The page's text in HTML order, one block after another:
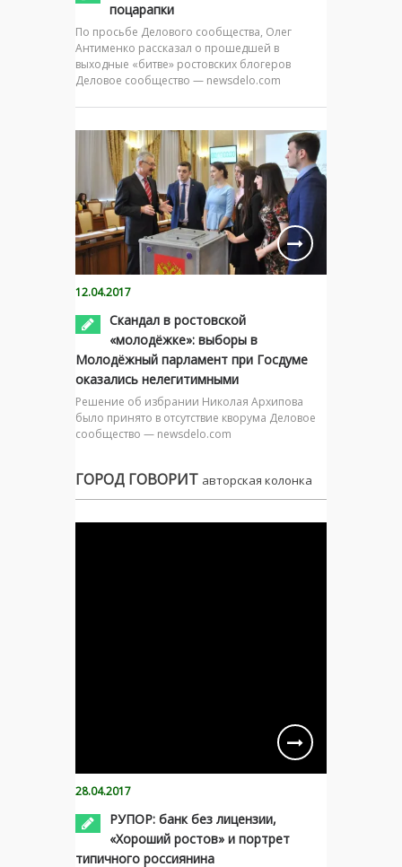
поцарапки
По просьбе Делового сообщества, Олег
Антименко рассказал о прошедшей в
выходные «битве» ростовских блогеров
Деловое сообщество — newsdelo.com
12.04.2017
Скандал в ростовской
«молодёжке»: выборы в
Молодёжный парламент при Госдуме
оказались нелегитимными
Решение об избрании Николая Архипова
было принято в отсутствие кворума Деловое
сообщество — newsdelo.com
ГОРОД ГОВОРИТ авторская колонка
28.04.2017
РУПОР: банк без лицензии,
«Хороший ростов» и портрет
типичного россиянина